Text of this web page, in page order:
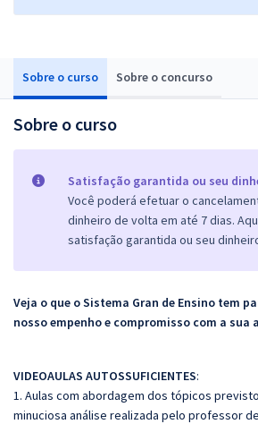
Sobre o curso Sobre o concurso
Sobre o curso
Satisfação garantida ou seu
Você poderá efetuar o
dinheiro de volta em até 7 dias.
satisfação garantida ou seu
Veja o que o Sistema Gran de Ensino tem
nosso empenho e compromisso com a sua
VIDEOAULAS AUTOSSUFICIENTES:
1. Aulas com abordagem dos tópicos
minuciosa análise realizada pelo professor